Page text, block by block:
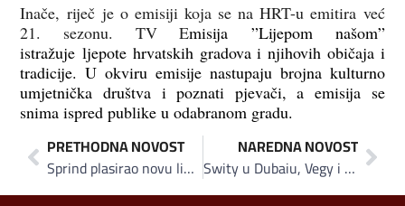
Inače, riječ je o emisiji koja se na HRT-u emitira već
21. sezonu. TV Emisija ”Lijepom našom”
istražuje ljepote hrvatskih gradova i njihovih običaja i
tradicije. U okviru emisije nastupaju brojna kulturno
umjetnička društva i poznati pjevači, a emisija se
snima ispred publike u odabranom gradu.
PRETHODNA NOVOST
Sprind plasirao novu liniju proizvoda: Reklamnim spotom protiv diskriminacije gluhih osoba
NAREDNA NOVOST
Swity u Dubaiu, Vegy i Fruby u hotelima na Jadranskoj obali